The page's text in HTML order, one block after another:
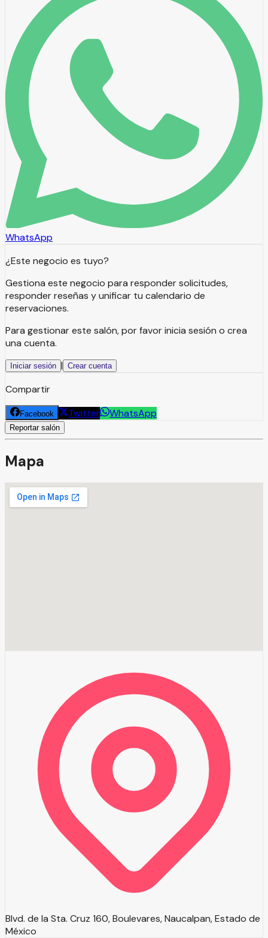
WhatsApp
¿Este negocio es tuyo?
Gestiona este negocio para responder solicitudes,
responder reseñas y unificar tu calendario de
reservaciones.
Para gestionar este salón, por favor inicia sesión o crea
una cuenta.
Iniciar sesión | Crear cuenta
Compartir
Facebook Twitter WhatsApp
Reportar salón
Mapa
Blvd. de la Sta. Cruz 160, Boulevares, Naucalpan, Estado de
México